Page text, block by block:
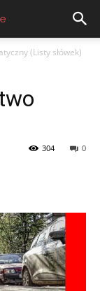
(Listy słówek)
0
304